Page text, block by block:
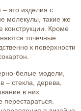
это изделия с
молекулы, такие же
Кроме
точечные
к поверхности
белые модели,
– стекла, дерева,
в них